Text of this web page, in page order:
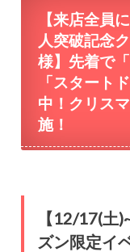
【来店全員
人突破記念
様】先着で
「スタート
中！クリス
施！
【12/17(土
ズン限定イ